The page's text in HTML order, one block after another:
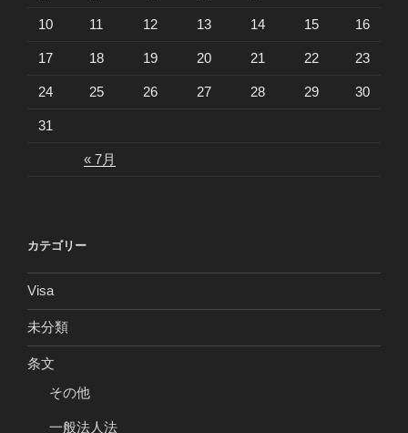
« 7月
10 11 12 13 14 15 16
17 18 19 20 21 22 23
24 25 26 27 28 29 30
31
カテゴリー
Visa
未分類
条文
その他
一般法人法